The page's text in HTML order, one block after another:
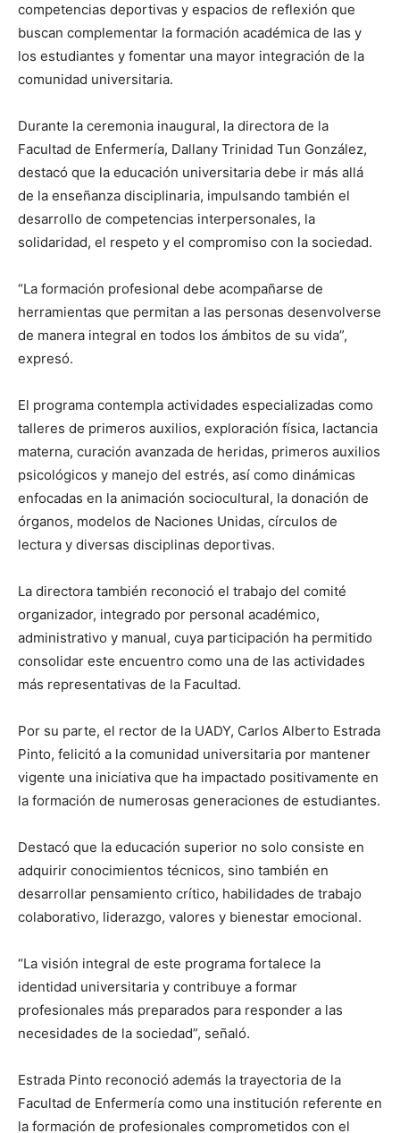
competencias deportivas y espacios de reflexión que
buscan complementar la formación académica de las y
los estudiantes y fomentar una mayor integración de la
comunidad universitaria.
Durante la ceremonia inaugural, la directora de la
Facultad de Enfermería, Dallany Trinidad Tun González,
destacó que la educación universitaria debe ir más allá
de la enseñanza disciplinaria, impulsando también el
desarrollo de competencias interpersonales, la
solidaridad, el respeto y el compromiso con la sociedad.
“La formación profesional debe acompañarse de
herramientas que permitan a las personas desenvolverse
de manera integral en todos los ámbitos de su vida”,
expresó.
El programa contempla actividades especializadas como
talleres de primeros auxilios, exploración física, lactancia
materna, curación avanzada de heridas, primeros auxilios
psicológicos y manejo del estrés, así como dinámicas
enfocadas en la animación sociocultural, la donación de
órganos, modelos de Naciones Unidas, círculos de
lectura y diversas disciplinas deportivas.
La directora también reconoció el trabajo del comité
organizador, integrado por personal académico,
administrativo y manual, cuya participación ha permitido
consolidar este encuentro como una de las actividades
más representativas de la Facultad.
Por su parte, el rector de la UADY, Carlos Alberto Estrada
Pinto, felicitó a la comunidad universitaria por mantener
vigente una iniciativa que ha impactado positivamente en
la formación de numerosas generaciones de estudiantes.
Destacó que la educación superior no solo consiste en
adquirir conocimientos técnicos, sino también en
desarrollar pensamiento crítico, habilidades de trabajo
colaborativo, liderazgo, valores y bienestar emocional.
“La visión integral de este programa fortalece la
identidad universitaria y contribuye a formar
profesionales más preparados para responder a las
necesidades de la sociedad”, señaló.
Estrada Pinto reconoció además la trayectoria de la
Facultad de Enfermería como una institución referente en
la formación de profesionales comprometidos con el